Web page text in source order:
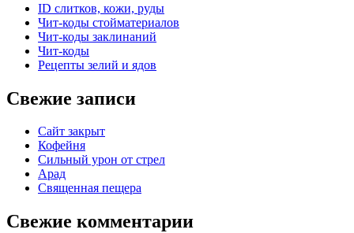
ID слитков, кожи, руды
Чит-коды стойматериалов
Чит-коды заклинаний
Чит-коды
Рецепты зелий и ядов
Свежие записи
Сайт закрыт
Кофейня
Cильный урон от стрел
Арад
Священная пещера
Свежие комментарии